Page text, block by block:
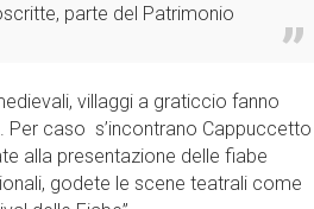
parte del Patrimonio
villaggi a graticcio fanno
Per caso s’incontrano Cappuccetto
alla presentazione delle fiabe
godete le scene teatrali come